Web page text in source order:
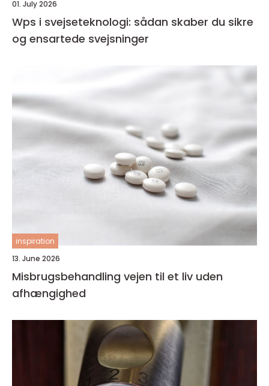
01. July 2026
Wps i svejseteknologi: sådan skaber du sikre
og ensartede svejsninger
inspiration
13. June 2026
Misbrugsbehandling vejen til et liv uden
afhængighed